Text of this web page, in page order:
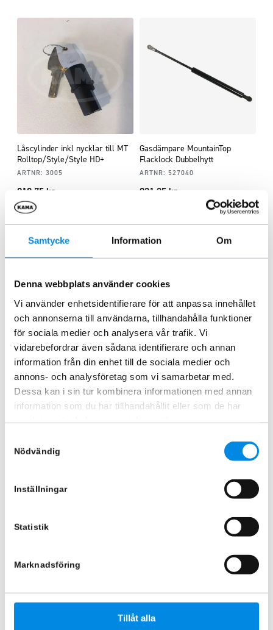
Samtycke Information Om
Denna webbplats använder cookies
Vi använder enhetsidentifierare för att anpassa innehållet
och annonserna till användarna, tillhandahålla funktioner
för sociala medier och analysera vår trafik. Vi
vidarebefordrar även sådana identifierare och annan
information från din enhet till de sociala medier och
annons- och analysföretag som vi samarbetar med.
Dessa kan i sin tur kombinera informationen med annan
information som du har tillhandahållit eller som de har
Nödvändig
Inställningar
Statistik
Marknadsföring
Tillåt alla
Låscylinder inkl nycklar till MT
Rolltop/Style/Style HD+
ARTNR: 3005
818,75kr
Inkl. moms
Lägg i varukorg
Gasdämpare MountainTop
Flacklock Dubbelhytt
ARTNR: 527040
921,25kr
Lägg i varukorg
Liknande produkter
Flacklock Dubbelhytt
Inkl. moms